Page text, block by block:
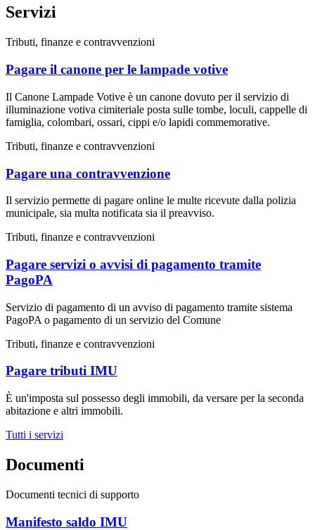
Servizi
Tributi, finanze e contravvenzioni
Pagare il canone per le lampade votive
Il Canone Lampade Votive è un canone dovuto per il servizio di
illuminazione votiva cimiteriale posta sulle tombe, loculi, cappelle di
famiglia, colombari, ossari, cippi e/o lapidi commemorative.
Tributi, finanze e contravvenzioni
Pagare una contravvenzione
Il servizio permette di pagare online le multe ricevute dalla polizia
municipale, sia multa notificata sia il preavviso.
Tributi, finanze e contravvenzioni
Pagare servizi o avvisi di pagamento tramite
PagoPA
Servizio di pagamento di un avviso di pagamento tramite sistema
PagoPA o pagamento di un servizio del Comune
Tributi, finanze e contravvenzioni
Pagare tributi IMU
È un'imposta sul possesso degli immobili, da versare per la seconda
abitazione e altri immobili.
Tutti i servizi
Documenti
Documenti tecnici di supporto
Manifesto saldo IMU